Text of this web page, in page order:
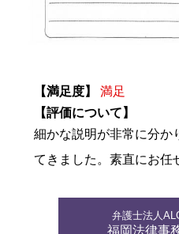
【満足度】
満足
【評価について】
細かな説明が非常に分か
てきました。素直にお任
弁護士法人
福岡法律事